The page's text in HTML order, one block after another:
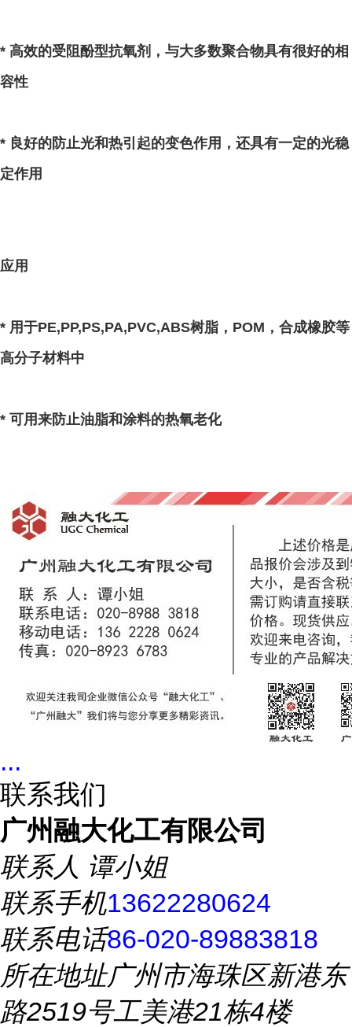
* 高效的受阻酚型抗氧剂，与大多数聚合物具有很好的相
容性
* 良好的防止光和热引起的变色作用，还具有一定的光稳
定作用
应用
* 用于PE,PP,PS,PA,PVC,ABS树脂，POM，合成橡胶等
高分子材料中
* 可用来防止油脂和涂料的热氧老化
...
联系我们
广州融大化工有限公司
联系人 谭小姐
联系手机13622280624
联系电话86-020-89883818
所在地址广州市海珠区新港东
路2519号工美港21栋4楼